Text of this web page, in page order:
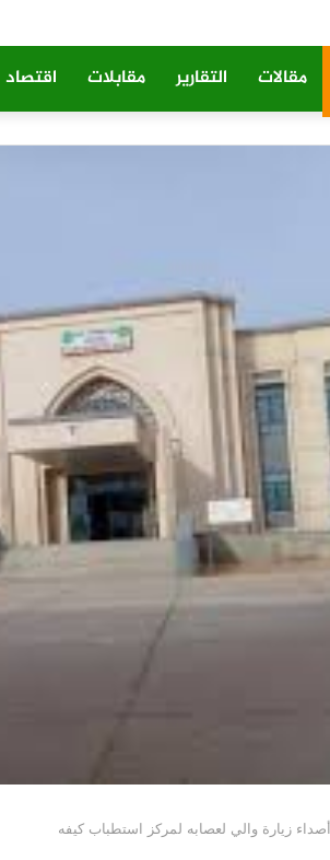
مقالات التقارير مقابلات اقتصاد
أصداء زيارة والي لعصابه لمركز استطباب كيفه